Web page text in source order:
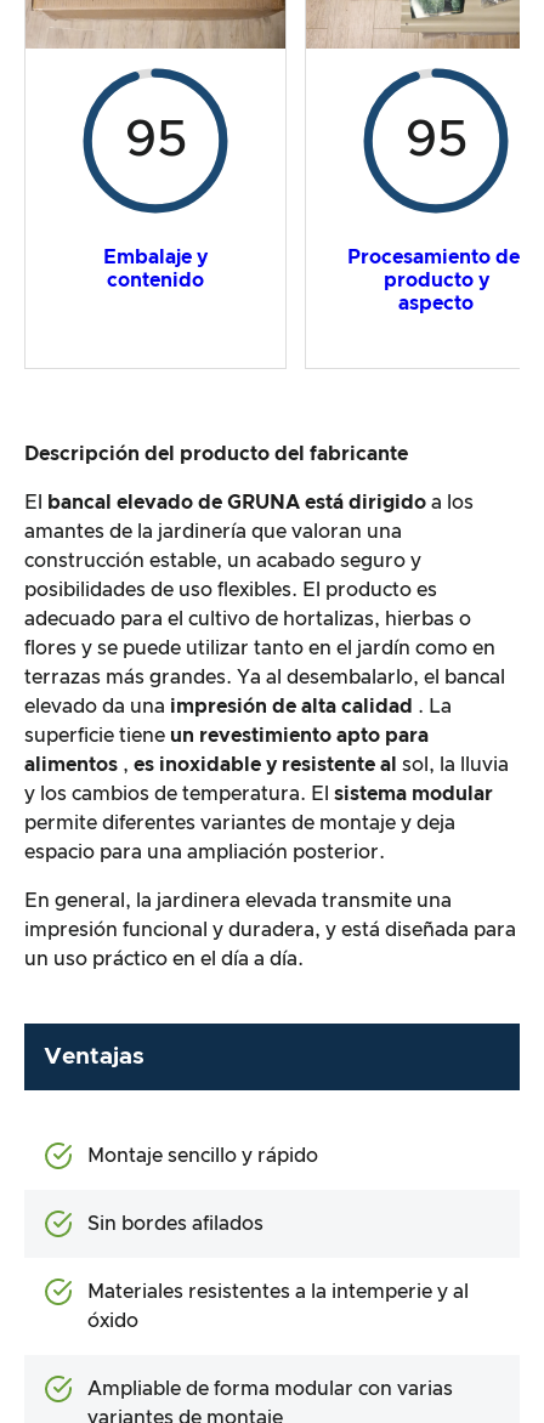
95
Embalaje y
contenido
95
Procesamiento del
producto y
aspecto
Descripción del producto del fabricante
El bancal elevado de GRUNA está dirigido a los
amantes de la jardinería que valoran una
construcción estable, un acabado seguro y
posibilidades de uso flexibles. El producto es
adecuado para el cultivo de hortalizas, hierbas o
flores y se puede utilizar tanto en el jardín como en
terrazas más grandes. Ya al desembalarlo, el bancal
elevado da una impresión de alta calidad . La
superficie tiene un revestimiento apto para
alimentos , es inoxidable y resistente al sol, la lluvia
y los cambios de temperatura. El sistema modular
permite diferentes variantes de montaje y deja
espacio para una ampliación posterior.
En general, la jardinera elevada transmite una
impresión funcional y duradera, y está diseñada para
un uso práctico en el día a día.
Ventajas
Montaje sencillo y rápido
Sin bordes afilados
Materiales resistentes a la intemperie y al
óxido
Ampliable de forma modular con varias
variantes de montaje